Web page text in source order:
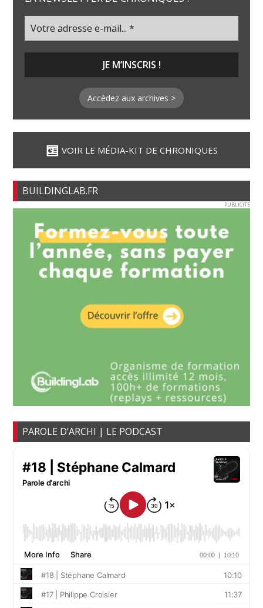
Accédez aux archives >
VOIR LE MÉDIA-KIT DE CHRONIQUES
BUILDINGLAB.FR
PUBLICITE
PAROLE D’ARCHI | LE PODCAST